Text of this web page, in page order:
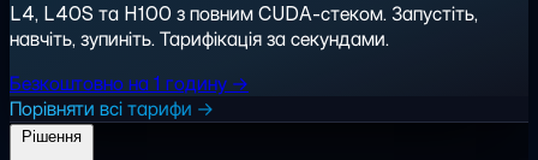
L4, L40S та H100 з повним CUDA-стеком. Запустіть,
навчіть, зупиніть. Тарифікація за секундами.
Безкоштовно на 1 годину →
Порівняти всі тарифи →